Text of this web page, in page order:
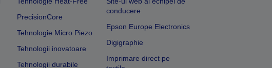
PrecisionCore
Tehnologie Micro Piezo
Tehnologii inovatoare
Tehnologii durabile
conducere
Epson Europe Electronics
Digigraphie
Imprimare direct pe